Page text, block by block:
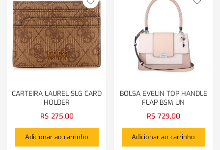
CARTEIRA LAUREL SLG CARD
HOLDER
R$ 275,00
Adicionar ao carrinho
BOLSA EVELIN TOP HANDLE
FLAP BSM UN
R$ 729,00
Adicionar ao carrinho